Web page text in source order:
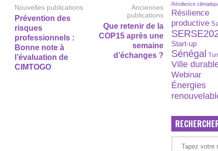
Nouvelles publications
Prévention des
risques
professionnels :
Bonne note à
l’évaluation de
CIMTOGO
Anciennes
publications
Que retenir de la
COP15 après une
semaine
d’échanges ?
Résilience
Résilience
productive
Start-up
Sénégal
Ville
Webinar
Énergies